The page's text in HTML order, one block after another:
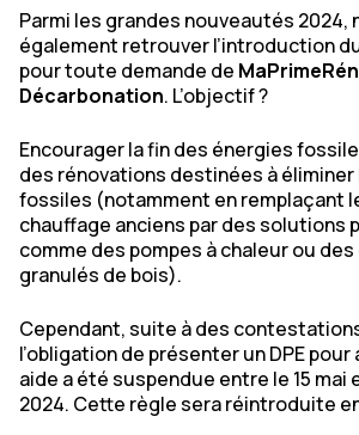
Parmi les grandes nouveautés 2024,
également retrouver l’introduction
pour toute demande de
Décarbonation. L’objectif ?
Encourager la fin des énergies
des rénovations destinées à
fossiles (notamment en remplaçant
chauffage anciens par des solutions
comme des pompes à chaleur ou
granulés de bois).
Cependant, suite à des
l’obligation de présenter un DPE
aide a été suspendue entre le 15 mai
2024. Cette règle sera réintroduite